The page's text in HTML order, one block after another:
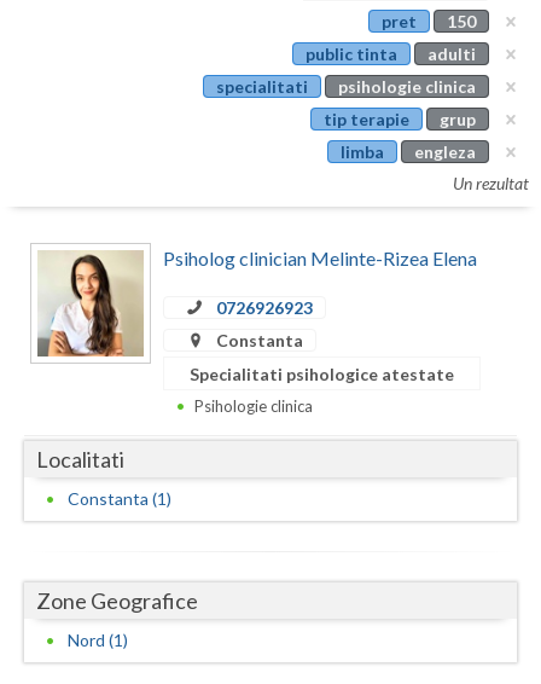
Constanta
Covasna
Dolj
Galati
Gorj
Harghita
pret
150
public tinta
adulti
specialitati
psihologie clinica
tip terapie
grup
limba
engleza
Un rezultat
Psiholog clinician Melinte-Rizea Elena
0726926923
Constanta
Specialitati psihologice atestate
Psihologie clinica
Localitati
Constanta (1)
Zone Geografice
Nord (1)